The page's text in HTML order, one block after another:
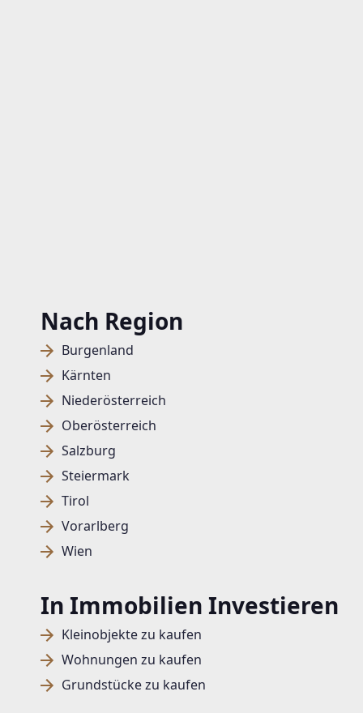
Nach Region
Burgenland
Kärnten
Niederösterreich
Oberösterreich
Salzburg
Steiermark
Tirol
Vorarlberg
Wien
In Immobilien Investieren
Kleinobjekte zu kaufen
Wohnungen zu kaufen
Grundstücke zu kaufen